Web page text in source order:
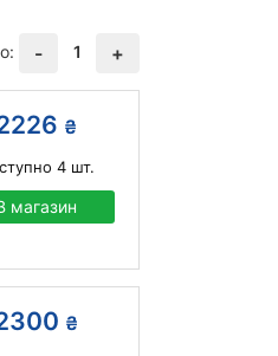
- 1 +
₴
4шт.
магазин
₴